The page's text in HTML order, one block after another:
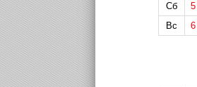
Сб
5
Вс
6